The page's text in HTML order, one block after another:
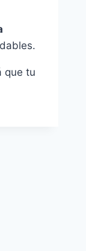
que tu